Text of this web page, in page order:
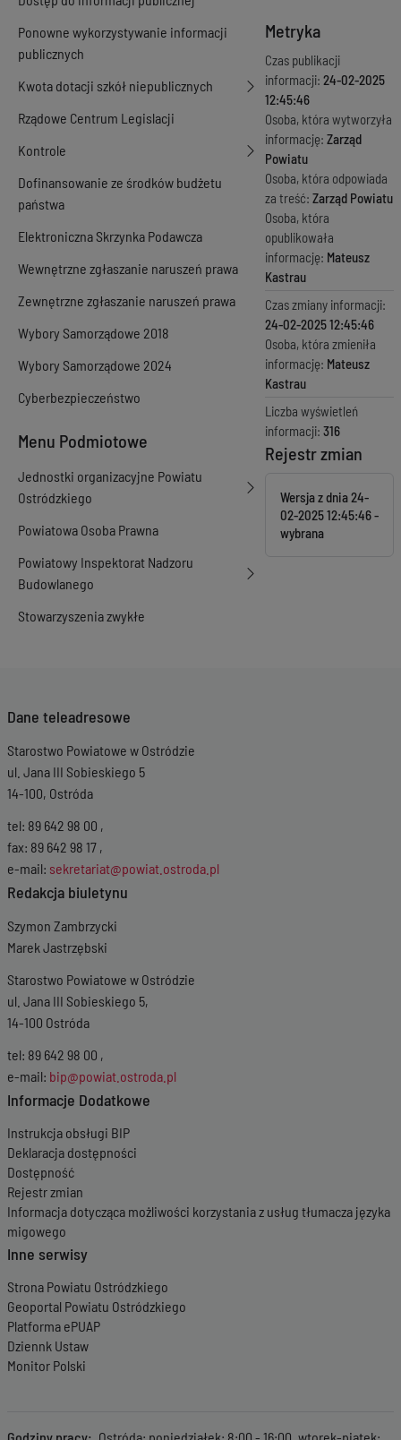
Ponowne wykorzystywanie informacji
publicznych
Kwota dotacji szkół niepublicznych
Rządowe Centrum Legislacji
Kontrole
Dofinansowanie ze środków budżetu
państwa
Elektroniczna Skrzynka Podawcza
Wewnętrzne zgłaszanie naruszeń prawa
Zewnętrzne zgłaszanie naruszeń prawa
Wybory Samorządowe 2018
Wybory Samorządowe 2024
Cyberbezpieczeństwo
Menu Podmiotowe
Jednostki organizacyjne Powiatu
Ostródzkiego
Powiatowa Osoba Prawna
Powiatowy Inspektorat Nadzoru
Budowlanego
Stowarzyszenia zwykłe
Metryka
Czas publikacji
informacji: 24-02-2025
12:45:46
Osoba, która wytworzyła
informację: Zarząd
Powiatu
Osoba, która odpowiada
za treść: Zarząd Powiatu
Osoba, która
opublikowała
informację: Mateusz
Kastrau
Czas zmiany informacji:
24-02-2025 12:45:46
Osoba, która zmieniła
informację: Mateusz
Kastrau
Liczba wyświetleń
informacji: 316
Rejestr zmian
Wersja z dnia24-
02-2025 12:45:46
Dane teleadresowe
Starostwo Powiatowe w Ostródzie
ul. Jana III Sobieskiego 5
14-100, Ostróda
tel: 89 642 98 00 ,
fax: 89 642 98 17 ,
e-mail: sekretariat@powiat.ostroda.pl
Redakcja biuletynu
Szymon Zambrzycki
Marek Jastrzębski
Starostwo Powiatowe w Ostródzie
ul. Jana III Sobieskiego 5,
14-100 Ostróda
tel: 89 642 98 00 ,
e-mail: bip@powiat.ostroda.pl
Informacje Dodatkowe
Instrukcja obsługi BIP
Deklaracja dostępności
Dostępność
Rejestr zmian
Informacja dotycząca możliwości korzystania z usług tłumacza języka
migowego
Inne serwisy
Strona Powiatu Ostródzkiego
Geoportal Powiatu Ostródzkiego
Platforma ePUAP
Dziennk Ustaw
Monitor Polski